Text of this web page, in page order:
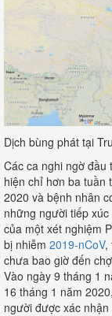
Dịch bùng phát tại
Các ca nghi ngờ
hiện chỉ hơn ba tuần
2020 và bệnh nhân
những người tiếp
của một xét nghiệm
bị nhiễm 2019-nCoV,
chưa bao giờ đến
Vào ngày 9 tháng 1
16 tháng 1 năm
người được xác